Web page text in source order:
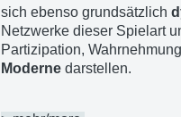
sich ebenso grundsätzlich
Netzwerke dieser Spielart
Partizipation,
Moderne darstellen.